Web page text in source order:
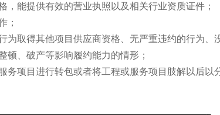
，能提供有效的营业执照以及相关行业资质证件；
；
为取得其他项目供应商资格、无严重违约的行为、
顿、破产等影响履约能力的情形；
务项目进行转包或者将工程或服务项目肢解以后以